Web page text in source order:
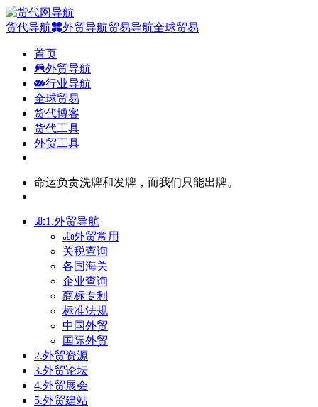
货代导航 外贸导航贸易导航全球贸易
首页
外贸导航
行业导航
全球贸易
货代博客
货代工具
外贸工具
命运负责洗牌和发牌，而我们只能出牌。
1.外贸导航
外贸常用
关税查询
各国海关
企业查询
商标专利
标准法规
中国外贸
国际外贸
2.外贸资源
3.外贸论坛
4.外贸展会
5.外贸建站